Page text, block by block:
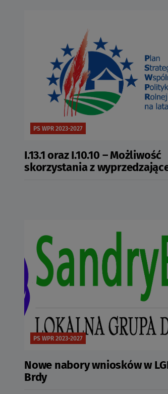
PS WPR 2023-2027
I.13.1 oraz I.10.10 – Możliwość
skorzystania z
PS WPR 2023-2027
Nowe nabory wniosków w
Brdy